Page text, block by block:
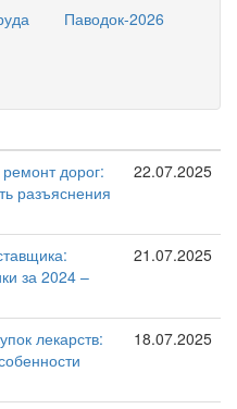
Паводок-2026
дорог:
разъяснения
22.07.2025
за 2024 –
21.07.2025
лекарств:
18.07.2025